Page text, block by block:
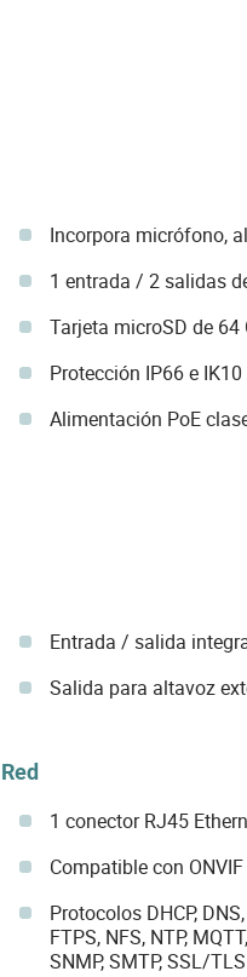
Incorpora micrófono,
1 entrada / 2 salidas
Tarjeta microSD de
Protección IP66 e IK10
Alimentación PoE
Entrada / salida
Salida para altavoz
Red
1 conector RJ45
Compatible con
Protocolos DHCP,
FTPS, NFS, NTP,
SNMP, SMTP, SSL/